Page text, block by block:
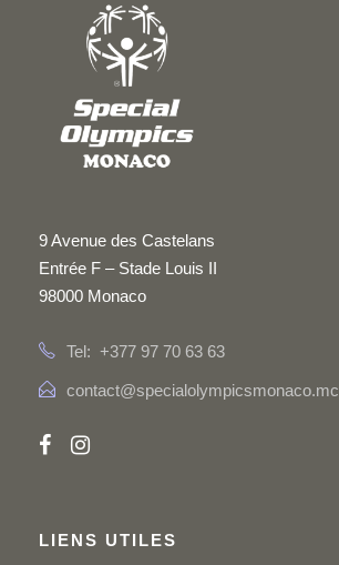
9 Avenue des Castelans
Entrée F – Stade Louis II
98000 Monaco
Tel: +377 97 70 63 63
contact@specialolympicsmonaco.mc
LIENS UTILES